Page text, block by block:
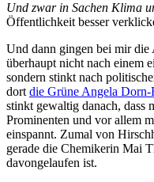
Und zwar in Sachen Klima
Öffentlichkeit besser
Und dann gingen bei mir die
überhaupt nicht nach einem
sondern stinkt nach
dortdie Grüne Angela Dorn-
stinkt gewaltig danach, dass
Prominenten und vor allem
einspannt. Zumal von
gerade die Chemikerin Mai
davongelaufen ist.